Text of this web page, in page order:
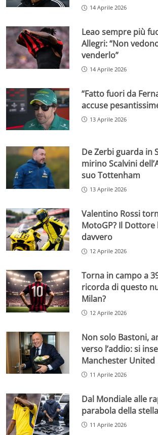
14 Aprile 2026
Leao sempre più
Allegri: “Non
venderlo”
14 Aprile 2026
“Fatto fuori da
accuse
13 Aprile 2026
De Zerbi guarda in
mirino Scalvini
suo Tottenham
13 Aprile 2026
Valentino Rossi
MotoGP? Il
davvero
12 Aprile 2026
Torna in campo a
ricorda di questo
Milan?
12 Aprile 2026
Non solo Bastoni,
verso l’addio: si
Manchester United
11 Aprile 2026
Dal Mondiale alle
parabola della
11 Aprile 2026